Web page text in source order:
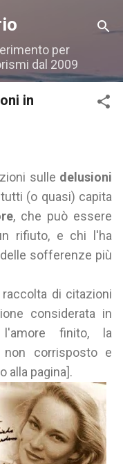
per
dal 2009
in
sulle delusioni
(o quasi) capita
, che può essere
rifiuto, e chi l'ha
sofferenze più
di citazioni
considerata in
l'amore finito, la
corrisposto e
alla pagina].